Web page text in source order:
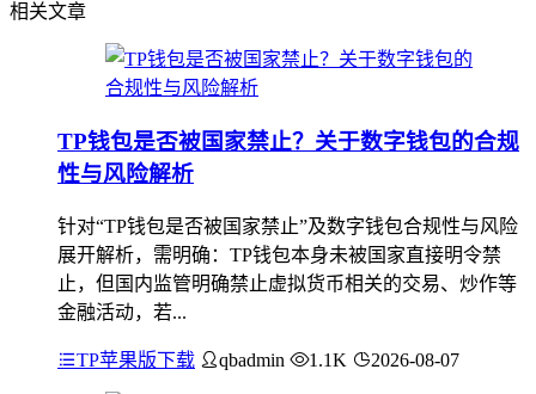
相关文章
TP钱包是否被国家禁止？关于数字钱包的合规
性与风险解析
针对“TP钱包是否被国家禁止”及数字钱包合规性与风险
展开解析，需明确：TP钱包本身未被国家直接明令禁
止，但国内监管明确禁止虚拟货币相关的交易、炒作等
金融活动，若...
TP苹果版下载 qbadmin 1.1K 2026-08-07